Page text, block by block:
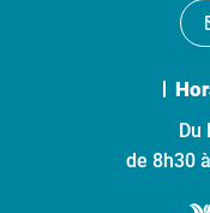
de 8h30